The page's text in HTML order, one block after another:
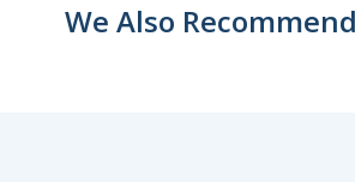
We Also Recommend